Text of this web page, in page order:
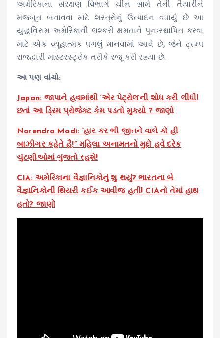
અમેરિકાના સંરક્ષણ વિભાગે ચીન સામે તેની તૈયારીને
મજબૂત બનાવવા માટે શસ્ત્રોનું ઉત્પાદન વધાર્યું છે આ
યુદ્ધવિરામ અમેરિકાની લશ્કરી ક્ષમતાને પુનઃસ્થાપિત કરવા
માટે એક વ્યૂહાત્મક પગલું માનવામાં આવે છે, જેને ટ્રમ્પ
રાજદ્વારી માસ્ટરસ્ટ્રોક તરીકે રજૂ કરી રહ્યા છે.
આ પણ વાંચો:
Japan: જાપાને હવામાંથી ‘એર પેટ્રોલ’ની શોધ કરી લીધી!
છતાં આ ડ્રિમ પ્રોજેક્ટ કેમ પડતો મુકયો ? જાણો
Narendra Modi: “હાર કર ભી જીતને વાલે કો હી
બાઝીગર કહેતે હૈ!” મહિલા અનામતનો મુદ્દો હવે દરેક
ચુંટણીઓમાં ગુંજતો રહશે!
CIA: અમેરિકાના વૈજ્ઞાનિકોનું શુ થયું? ભારતના બે
વૈજ્ઞાનિકોની થિયરી કઈક આવીજ હતી! CIAનો તેમાં હાથ
હતો? જાણો